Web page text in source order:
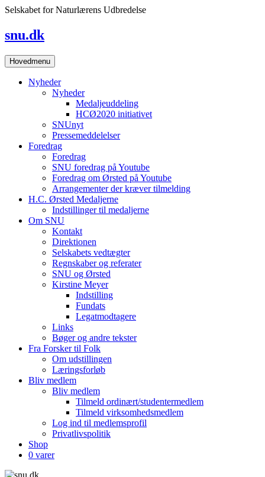
Skip
Selskabet for Naturlærens Udbredelse
snu.dk
Hovedmenu
Nyheder
Nyheder
Medaljeuddeling
HCØ2020 initiativet
SNUnyt
Pressemeddelelser
Foredrag
Foredrag
SNU foredrag på Youtube
Foredrag om Ørsted på Youtube
Arrangementer der kræver tilmelding
H.C. Ørsted Medaljerne
Indstillinger til medaljerne
Om SNU
Kontakt
Direktionen
Selskabets vedtægter
Regnskaber og referater
SNU og Ørsted
Kirstine Meyer
Indstilling
Fundats
Legatmodtagere
Links
Bøger og andre tekster
Fra Forsker til Folk
Om udstillingen
Læringsforløb
Bliv medlem
Bliv medlem
Tilmeld ordinært/studentermedlem
Tilmeld virksomhedsmedlem
Log ind til medlemsprofil
Privatlivspolitik
Shop
0 varer